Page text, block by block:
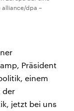
dpa –
Präsident
einem
der
jetzt bei uns